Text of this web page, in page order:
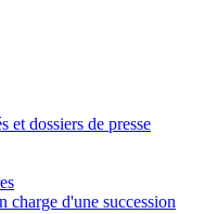
et dossiers de presse
charge d'une succession